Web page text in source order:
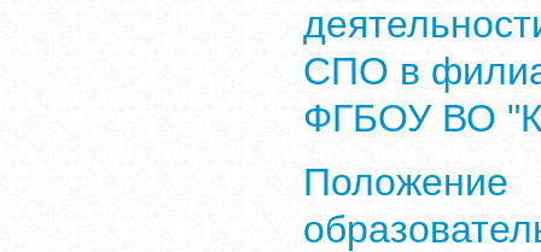
СПО в
ФГБОУ ВО